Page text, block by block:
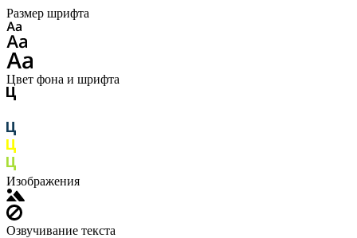
Размер шрифта
Цвет фона и шрифта
Изображения
Озвучивание текста